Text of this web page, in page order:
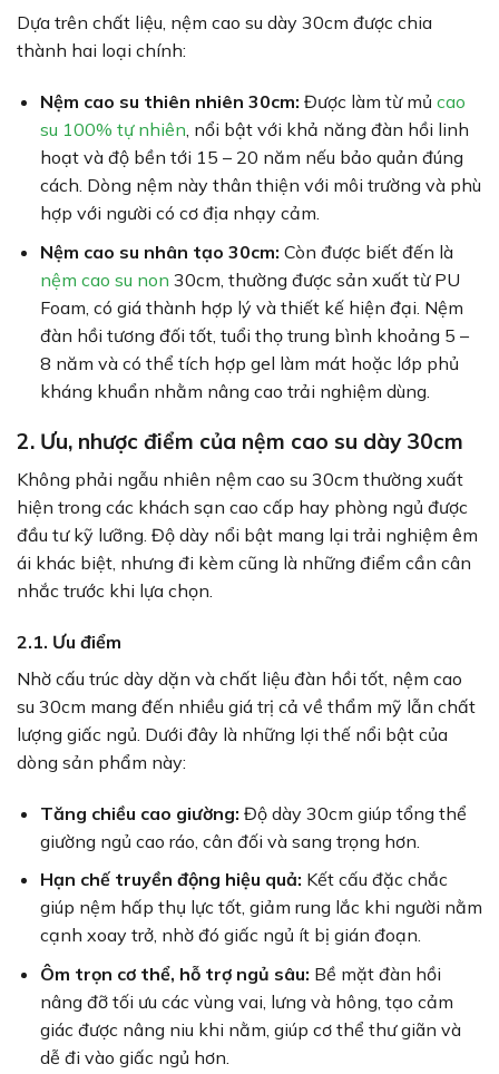
Dựa trên chất liệu, nệm cao su dày 30cm được chia
thành hai loại chính:
Nệm cao su thiên nhiên 30cm: Được làm từ mủ cao
su 100% tự nhiên , nổi bật với khả năng đàn hồi linh
hoạt và độ bền tới 15 – 20 năm nếu bảo quản đúng
cách. Dòng nệm này thân thiện với môi trường và phù
hợp với người có cơ địa nhạy cảm.
Nệm cao su nhân tạo 30cm: Còn được biết đến là
nệm cao su non 30cm, thường được sản xuất từ PU
Foam, có giá thành hợp lý và thiết kế hiện đại. Nệm
đàn hồi tương đối tốt, tuổi thọ trung bình khoảng 5 –
8 năm và có thể tích hợp gel làm mát hoặc lớp phủ
kháng khuẩn nhằm nâng cao trải nghiệm dùng.
2. Ưu, nhược điểm của nệm cao su dày 30cm
Không phải ngẫu nhiên nệm cao su 30cm thường xuất
hiện trong các khách sạn cao cấp hay phòng ngủ được
đầu tư kỹ lưỡng. Độ dày nổi bật mang lại trải nghiệm êm
ái khác biệt, nhưng đi kèm cũng là những điểm cần cân
nhắc trước khi lựa chọn.
2.1. Ưu điểm
Nhờ cấu trúc dày dặn và chất liệu đàn hồi tốt, nệm cao
su 30cm mang đến nhiều giá trị cả về thẩm mỹ lẫn chất
lượng giấc ngủ. Dưới đây là những lợi thế nổi bật của
dòng sản phẩm này:
Tăng chiều cao giường: Độ dày 30cm giúp tổng thể
giường ngủ cao ráo, cân đối và sang trọng hơn.
Hạn chế truyền động hiệu quả: Kết cấu đặc chắc
giúp nệm hấp thụ lực tốt, giảm rung lắc khi người nằm
cạnh xoay trở, nhờ đó giấc ngủ ít bị gián đoạn.
Ôm trọn cơ thể, hỗ trợ ngủ sâu: Bề mặt đàn hồi
nâng đỡ tối ưu các vùng vai, lưng và hông, tạo cảm
giác được nâng niu khi nằm, giúp cơ thể thư giãn và
dễ đi vào giấc ngủ hơn.